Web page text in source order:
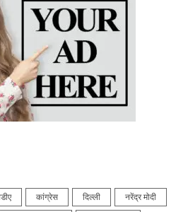
कांग्रेस दिल्ली नरेंद्र मोदी